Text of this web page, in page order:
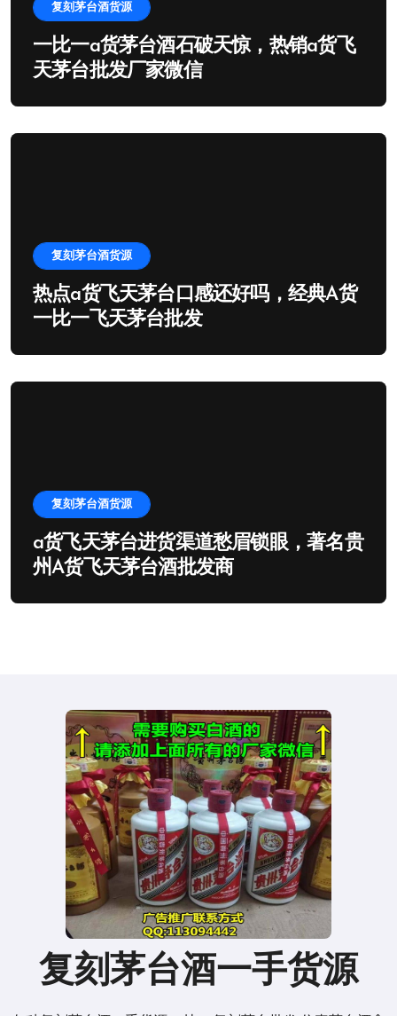
复刻茅台酒货源
一比一a货茅台酒石破天惊，热销a货飞
天茅台批发厂家微信
复刻茅台酒货源
热点a货飞天茅台口感还好吗，经典A货
一比一飞天茅台批发
复刻茅台酒货源
a货飞天茅台进货渠道愁眉锁眼，著名贵
州A货飞天茅台酒批发商
复刻茅台酒一手货源